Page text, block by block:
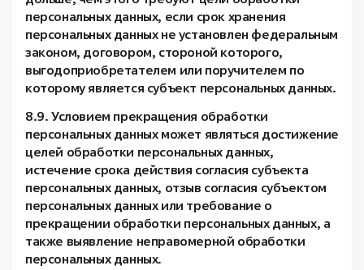
персональных данных, если срок хранения
персональных данных не установлен федеральным
законом, договором, стороной которого,
выгодоприобретателем или поручителем по
которому является субъект персональных данных.
8.9. Условием прекращения обработки
персональных данных может являться достижение
целей обработки персональных данных,
истечение срока действия согласия субъекта
персональных данных, отзыв согласия субъектом
персональных данных или требование о
прекращении обработки персональных данных, а
также выявление неправомерной обработки
персональных данных.